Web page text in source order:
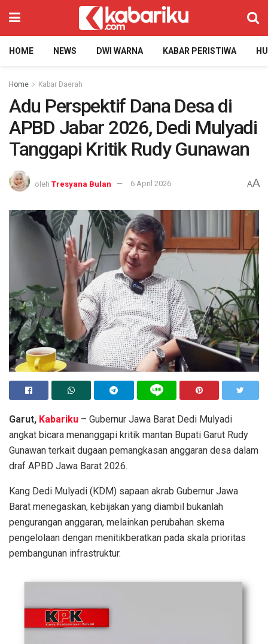
HOME NEWS DWI WARNA KABAR PERISTIWA
Home Kabar Daerah
Adu Perspektif Dana Desa di
APBD Jabar 2026, Dedi Mulyadi
Tanggapi Kritik Rudy Gunawan
oleh Tresyana Bulan 6 April 2026 AA
Garut, Kabariku – Gubernur Jawa Barat Dedi Mulyadi
angkat bicara menanggapi kritik mantan Bupati Garut Rudy
Gunawan terkait dugaan pemangkasan anggaran desa dalam
draf APBD Jawa Barat 2026.
Kang Dedi Mulyadi (KDM) sapaan akrab Gubernur Jawa
Barat menegaskan, kebijakan yang diambil bukanlah
pengurangan anggaran, melainkan perubahan skema
pengelolaan dengan menitikberatkan pada skala prioritas
pembangunan infrastruktur.